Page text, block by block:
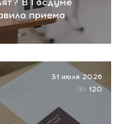
В Госдуме
приема
31 июля 2026
120